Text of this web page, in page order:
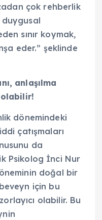
çok rehberlik
duygusal
sınır koymak,
eder.” şeklinde
anlaşılma
olabilir!
dönemindeki
çatışmaları
da
Psikolog İnci Nur
doğal bir
için bu
olabilir. Bu